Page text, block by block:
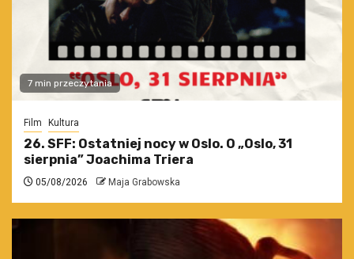
7 min przeczytania
Film Kultura
26. SFF: Ostatniej nocy w Oslo. O „Oslo, 31
sierpnia” Joachima Triera
05/08/2026 Maja Grabowska